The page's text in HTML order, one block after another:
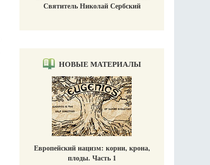
Святитель Николай Сербский
НОВЫЕ МАТЕРИАЛЫ
Европейский нацизм: корни, крона,
плоды. Часть 1